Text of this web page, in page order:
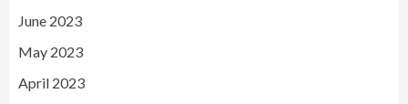
June 2023
May 2023
April 2023